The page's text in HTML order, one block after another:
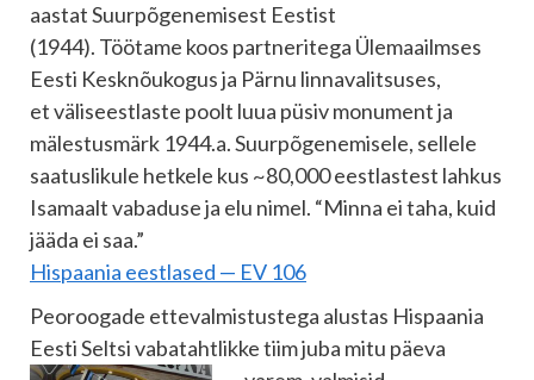
aastat Suurpõgenemisest Eestist
(1944). Töötame koos partneritega Ülemaailmses
Eesti Kesknõukogus ja Pärnu linnavalitsuses,
et väliseestlaste poolt luua püsiv monument ja
mälestusmärk 1944.a. Suurpõgenemisele, sellele
saatuslikule hetkele kus ~80,000 eestlastest lahkus
Isamaalt vabaduse ja elu nimel. “Minna ei taha, kuid
jääda ei saa.”
Hispaania eestlased — EV 106
Peoroogade ettevalmistustega alustas Hispaania
Eesti Seltsi vabatahtlikke tiim juba mitu päeva